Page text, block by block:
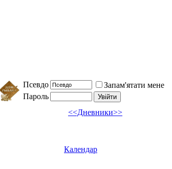
Псевдо
Запам'ятати мене
Пароль
<<Дневники>>
Календар